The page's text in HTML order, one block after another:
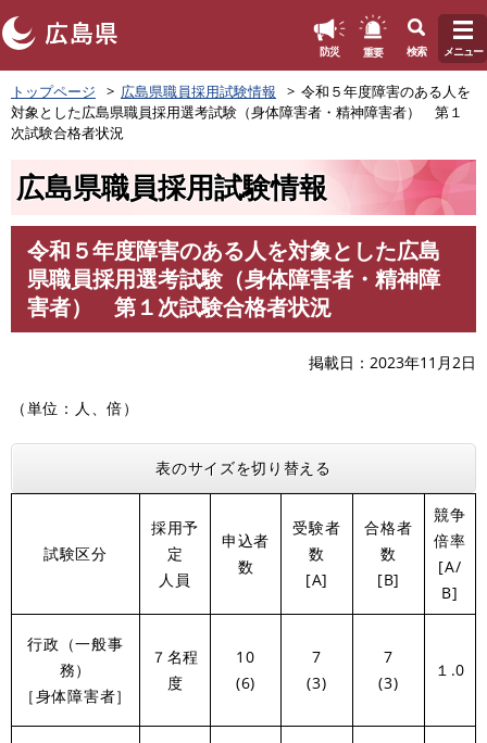
ペ
ー
ジ
の
防災 重要 検索 メニュー
トップページ 広島県職員採用試験情報
令和５年度障害のある人を
対象とした広島県職員採用選考試験（身体障害者・精神障害者） 第１
次試験合格者状況
広島県職員採用試験情報
令和５年度障害のある人を対象とした広島
県職員採用選考試験（身体障害者・精神障
害者） 第１次試験合格者状況
掲載日 2023年11月2日
（単位：人、倍）
表のサイズを切り替える
試験区分
採用予
定
人員
申込者
数
受験者
数
[A]
合格者
数
[B]
競争
倍率
[A/
B]
行政（一般事
務）
［身体障害者］
７名程
度
10
(6)
7
(3)
7
(3)
１.0